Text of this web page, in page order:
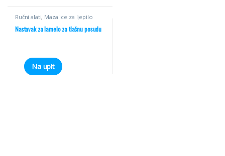
Ručni alati, Mazalice za ljepilo
Nastavak za lamelo za tlačnu posudu
Na upit